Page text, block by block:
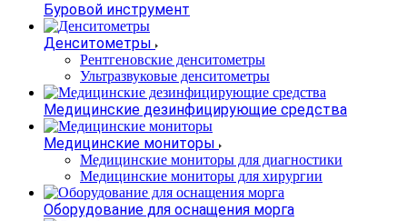
Буровой инструмент
Денситометры
Рентгеновские денситометры
Ультразвуковые денситометры
Медицинские дезинфицирующие средства
Медицинские мониторы
Медицинские мониторы для диагностики
Медицинские мониторы для хирургии
Оборудование для оснащения морга